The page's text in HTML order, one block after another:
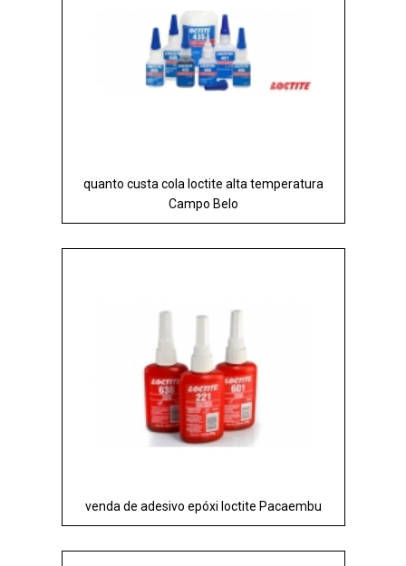
quanto custa cola loctite alta temperatura
Campo Belo
venda de adesivo epóxi loctite Pacaembu